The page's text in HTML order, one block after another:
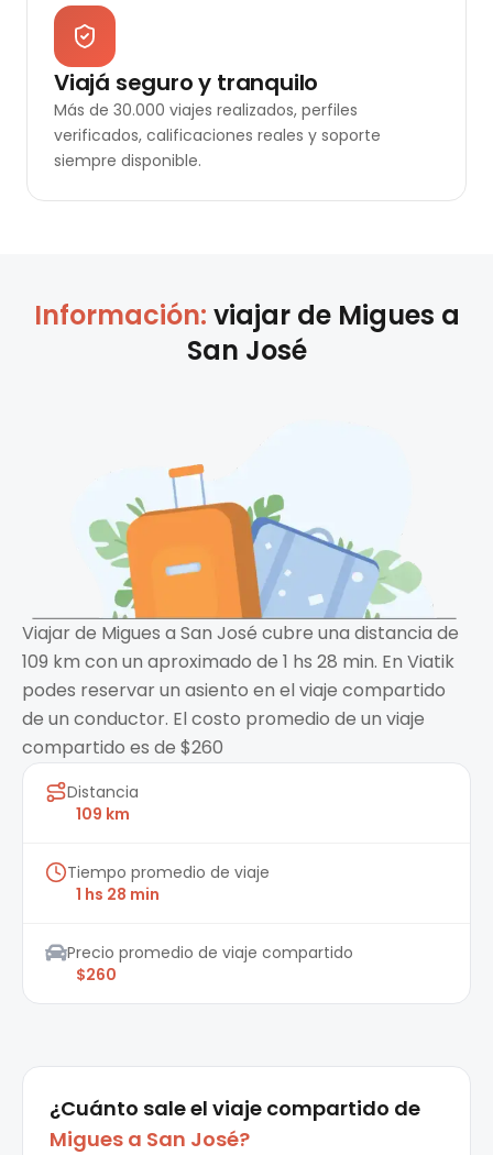
Viajá seguro y tranquilo
Más de 30.000 viajes realizados, perfiles
verificados, calificaciones reales y soporte
siempre disponible.
Información: viajar de Migues a
San José
Viajar de Migues a San José cubre una distancia de
109 km con un aproximado de 1 hs 28 min. En Viatik
podes reservar un asiento en el viaje compartido
de un conductor. El costo promedio de un viaje
compartido es de $260
Distancia
109 km
Tiempo promedio de viaje
1 hs 28 min
Precio promedio de viaje compartido
$260
¿Cuánto sale el viaje compartido de
Migues a San José?